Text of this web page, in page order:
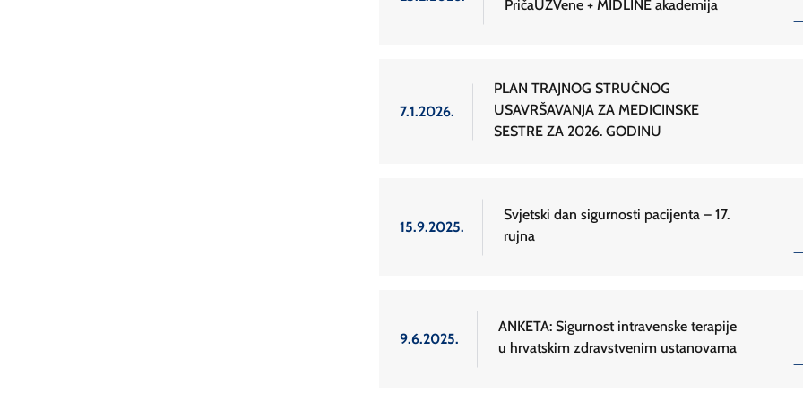
PričaUZVene + MIDLINE akademija
7.1.2026.
PLAN TRAJNOG STRUČNOG
USAVRŠAVANJA ZA MEDICINSKE
SESTRE ZA 2026. GODINU
15.9.2025.
Svjetski dan sigurnosti pacijenta – 17.
rujna
9.6.2025.
ANKETA: Sigurnost intravenske terapije
u hrvatskim zdravstvenim ustanovama